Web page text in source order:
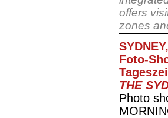
offers
zones
Foto-
THE
Photo